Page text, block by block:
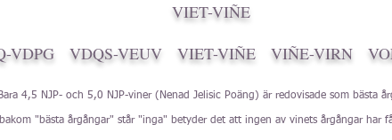
VIET-VIÑE
VDPG
VDQS-VEUV VIET-VIÑE VIÑE-VIRN
Bara 4,5 NJP- och 5,0 NJP-viner (Nenad Jelisic Poäng) är redovisade som bästa
"bästa årgångar" står "inga" betyder det att ingen av vinets årgångar har